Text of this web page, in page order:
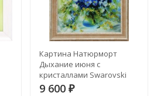
Картина Натюрморт
Дыхание июня с
кристаллами Swarovski
(1627)
9 600 ₽